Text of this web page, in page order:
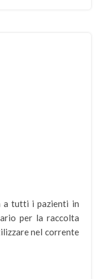
a tutti i pazienti in
per la raccolta
nel corrente